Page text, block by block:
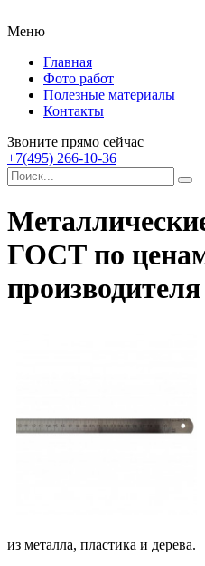
Меню
Главная
Фото работ
Полезные материалы
Контакты
Звоните прямо сейчас
+7(495) 266-10-36
ГОСТ по
производителя
из металла, пластика и дерева.